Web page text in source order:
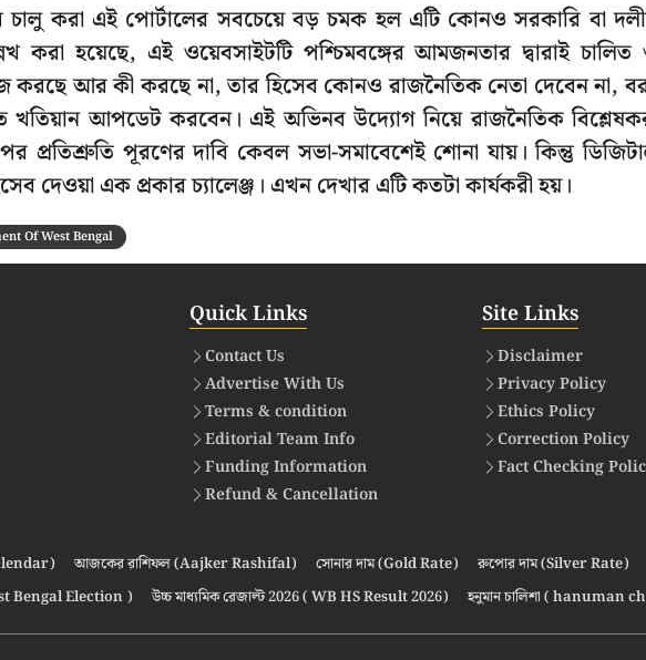
চালু করা এই পোর্টালের সবচেয়ে বড় চমক হল এটি কোনও সরকারি বা
করা হয়েছে, এই ওয়েবসাইটটি পশ্চিমবঙ্গের আমজনতার দ্বারাই
করছে আর কী করছে না, তার হিসেব কোনও রাজনৈতিক নেতা দেবেন না,
খতিয়ান আপডেট করবেন। এই অভিনব উদ্যোগ নিয়ে রাজনৈতিক
প্রতিশ্রুতি পূরণের দাবি কেবল সভা-সমাবেশেই শোনা যায়। কিন্তু
দেওয়া এক প্রকার চ্যালেঞ্জ। এখন দেখার এটি কতটা কার্যকরী হয়।
Of West Bengal
Quick Links
Contact Us
Advertise With Us
Terms & condition
Editorial Team Info
Funding Information
Refund & Cancellation
Site Links
Disclaimer
Privacy Policy
Ethics Policy
Correction Policy
Fact Checking
আজকের রাশিফল (Aajker Rashifal) সোনার দাম (Gold Rate) রুপোর দাম (Silver Rate)
Bengal Election ) উচ্চ মাধ্যমিক রেজাল্ট 2026 ( WB HS Result 2026) হনুমান চালিশা ( hanuman